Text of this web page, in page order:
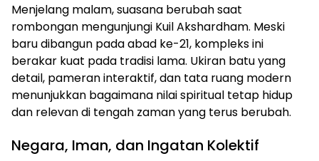
Menjelang malam, suasana berubah saat
rombongan mengunjungi Kuil Akshardham. Meski
baru dibangun pada abad ke-21, kompleks ini
berakar kuat pada tradisi lama. Ukiran batu yang
detail, pameran interaktif, dan tata ruang modern
menunjukkan bagaimana nilai spiritual tetap hidup
dan relevan di tengah zaman yang terus berubah.
Negara, Iman, dan Ingatan Kolektif